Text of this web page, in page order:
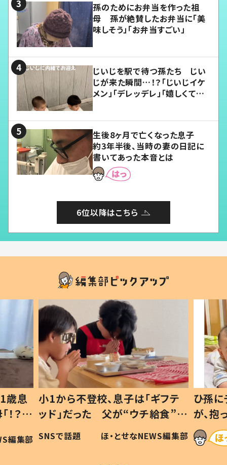
孫のためにお弁当を作った祖
母 孫が絶賛したお弁当に「美
味しそう」「お弁当すごい」
じいじを駅で待つ孫たち じい
じが来た瞬間…！？「じいじイケ
メン」「デレッデレ」「嬉しくて可
生後8ヶ月で亡くなった息子
約3年半後、当時の妻の日記に
書いてあった本音とは
6位以降はこちら
歳息
？」
編集部
小1から不登校、息子は「ギフテ
ッド」だった 父が“ウチ給食”を
作り続ける理由とは #令和の親
#令和の子
SNSで話題 ほ・とせなNEWS編集部
ひ孫
が、
「涙が
い」